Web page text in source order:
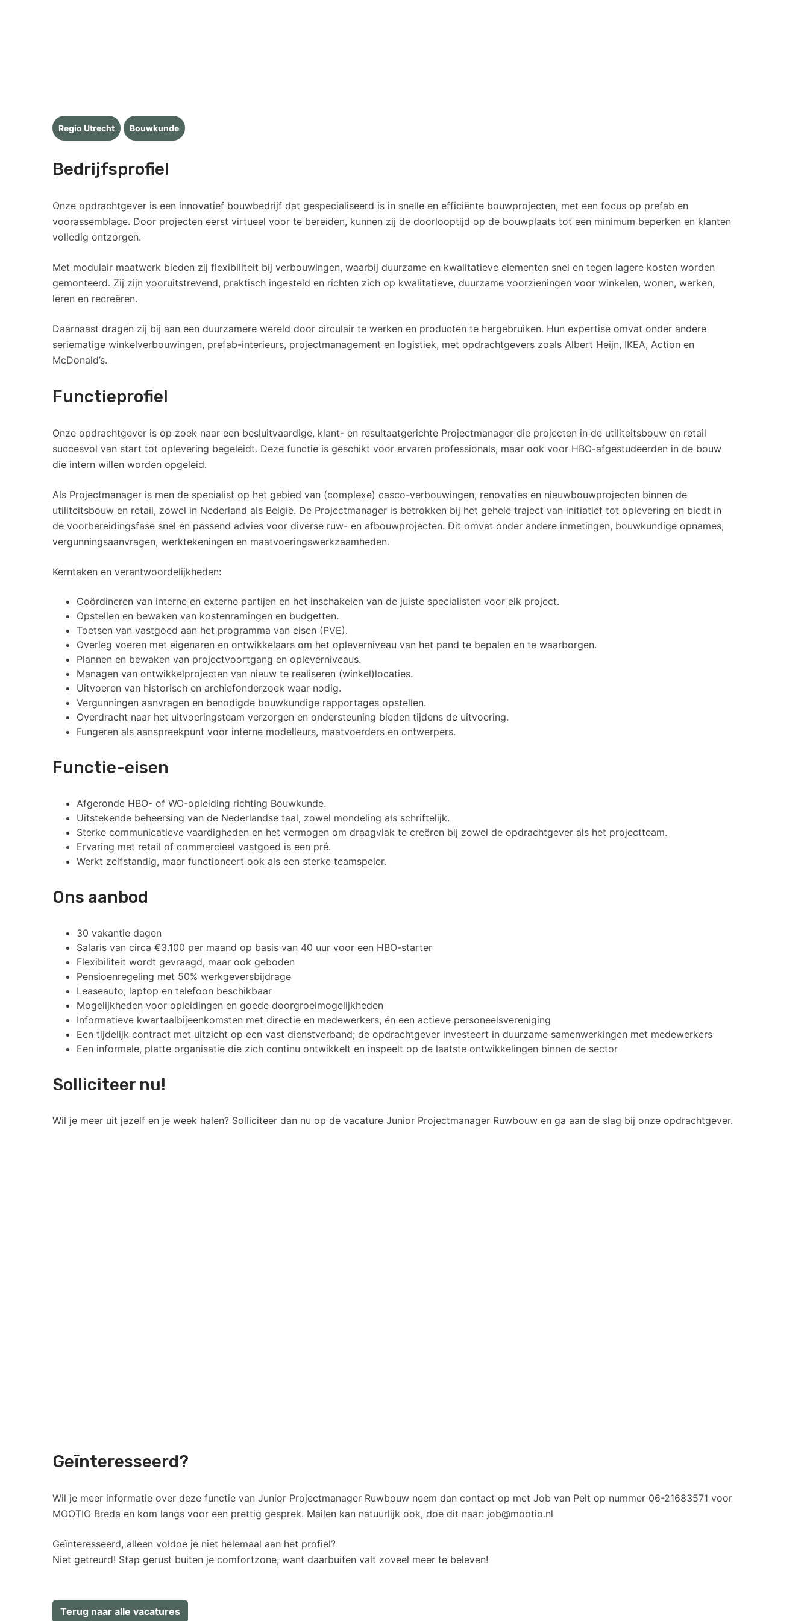
Regio Utrecht Bouwkunde
Bedrijfsprofiel
Onze opdrachtgever is een innovatief bouwbedrijf dat gespecialiseerd is in snelle en efficiënte bouwprojecten, met een focus op prefab en
voorassemblage. Door projecten eerst virtueel voor te bereiden, kunnen zij de doorlooptijd op de bouwplaats tot een minimum beperken en klanten
volledig ontzorgen.
Met modulair maatwerk bieden zij flexibiliteit bij verbouwingen, waarbij duurzame en kwalitatieve elementen snel en tegen lagere kosten worden
gemonteerd. Zij zijn vooruitstrevend, praktisch ingesteld en richten zich op kwalitatieve, duurzame voorzieningen voor winkelen, wonen, werken,
leren en recreëren.
Daarnaast dragen zij bij aan een duurzamere wereld door circulair te werken en producten te hergebruiken. Hun expertise omvat onder andere
seriematige winkelverbouwingen, prefab-interieurs, projectmanagement en logistiek, met opdrachtgevers zoals Albert Heijn, IKEA, Action en
McDonald’s.
Functieprofiel
Onze opdrachtgever is op zoek naar een besluitvaardige, klant- en resultaatgerichte Projectmanager die projecten in de utiliteitsbouw en retail
succesvol van start tot oplevering begeleidt. Deze functie is geschikt voor ervaren professionals, maar ook voor HBO-afgestudeerden in de bouw
die intern willen worden opgeleid.
Als Projectmanager is men de specialist op het gebied van (complexe) casco-verbouwingen, renovaties en nieuwbouwprojecten binnen de
utiliteitsbouw en retail, zowel in Nederland als België. De Projectmanager is betrokken bij het gehele traject van initiatief tot oplevering en biedt in
de voorbereidingsfase snel en passend advies voor diverse ruw- en afbouwprojecten. Dit omvat onder andere inmetingen, bouwkundige opnames,
vergunningsaanvragen, werktekeningen en maatvoeringswerkzaamheden.
Kerntaken en verantwoordelijkheden:
Coördineren van interne en externe partijen en het inschakelen van de juiste specialisten voor elk project.
Opstellen en bewaken van kostenramingen en budgetten.
Toetsen van vastgoed aan het programma van eisen (PVE).
Overleg voeren met eigenaren en ontwikkelaars om het opleverniveau van het pand te bepalen en te waarborgen.
Plannen en bewaken van projectvoortgang en opleverniveaus.
Managen van ontwikkelprojecten van nieuw te realiseren (winkel)locaties.
Uitvoeren van historisch en archiefonderzoek waar nodig.
Vergunningen aanvragen en benodigde bouwkundige rapportages opstellen.
Overdracht naar het uitvoeringsteam verzorgen en ondersteuning bieden tijdens de uitvoering.
Fungeren als aanspreekpunt voor interne modelleurs, maatvoerders en ontwerpers.
Functie-eisen
Afgeronde HBO- of WO-opleiding richting Bouwkunde.
Uitstekende beheersing van de Nederlandse taal, zowel mondeling als schriftelijk.
Sterke communicatieve vaardigheden en het vermogen om draagvlak te creëren bij zowel de opdrachtgever als het projectteam.
Ervaring met retail of commercieel vastgoed is een pré.
Werkt zelfstandig, maar functioneert ook als een sterke teamspeler.
Ons aanbod
30 vakantie dagen
Salaris van circa €3.100 per maand op basis van 40 uur voor een HBO-starter
Flexibiliteit wordt gevraagd, maar ook geboden
Pensioenregeling met 50% werkgeversbijdrage
Leaseauto, laptop en telefoon beschikbaar
Mogelijkheden voor opleidingen en goede doorgroeimogelijkheden
Informatieve kwartaalbijeenkomsten met directie en medewerkers, én een actieve personeelsvereniging
Een tijdelijk contract met uitzicht op een vast dienstverband; de opdrachtgever investeert in duurzame samenwerkingen met medewerkers
Een informele, platte organisatie die zich continu ontwikkelt en inspeelt op de laatste ontwikkelingen binnen de sector
Solliciteer nu!
Wil je meer uit jezelf en je week halen? Solliciteer dan nu op de vacature Junior Projectmanager Ruwbouw en ga aan de slag bij onze opdrachtgever.
Geïnteresseerd?
Wil je meer informatie over deze functie van Junior Projectmanager Ruwbouw neem dan contact op met Job van Pelt op nummer 06-21683571 voor
MOOTIO Breda en kom langs voor een prettig gesprek. Mailen kan natuurlijk ook, doe dit naar: job@mootio.nl
Geïnteresseerd, alleen voldoe je niet helemaal aan het profiel?
Niet getreurd! Stap gerust buiten je comfortzone, want daarbuiten valt zoveel meer te beleven!
Terug naar alle vacatures